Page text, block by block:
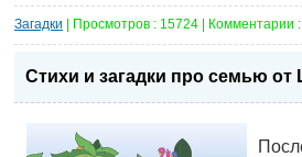
Загадки | Просмотров : 15724 | Комментарии :
Стихи и загадки про семью от